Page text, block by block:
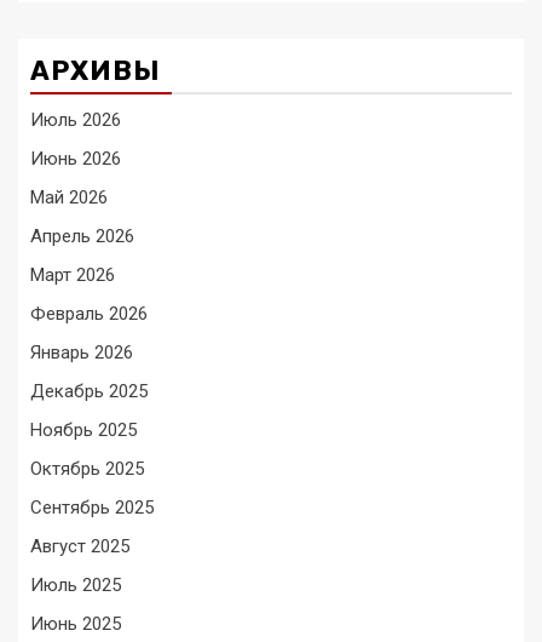
АРХИВЫ
Июль 2026
Июнь 2026
Май 2026
Апрель 2026
Март 2026
Февраль 2026
Январь 2026
Декабрь 2025
Ноябрь 2025
Октябрь 2025
Сентябрь 2025
Август 2025
Июль 2025
Июнь 2025